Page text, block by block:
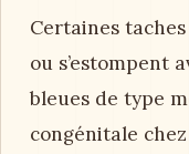
Certaines
ou s’estompent
bleues de type
congénitale